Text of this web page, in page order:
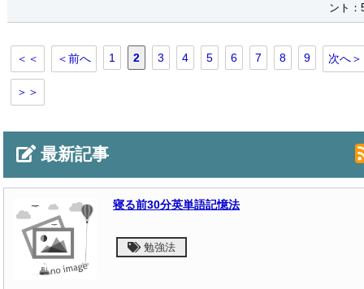
ント：
＜＜ ＜前へ 1 2 3 4 5 6 7 8 9 次へ＞
＞＞
最新記事
寝る前30分英単語記憶法
勉強法